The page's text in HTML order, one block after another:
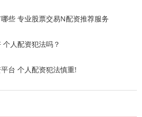
些 专业股票交易N配资推荐服务
人配资犯法吗？
台 个人配资犯法慎重!